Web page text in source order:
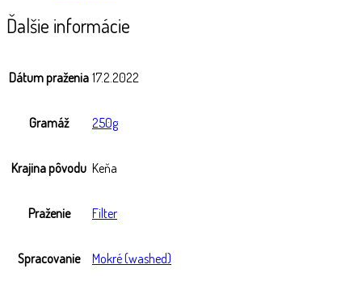
Ďalšie informácie
Dátum praženia 17.2.2022
Gramáž 250g
Krajina pôvodu Keňa
Praženie Filter
Spracovanie Mokré (washed)